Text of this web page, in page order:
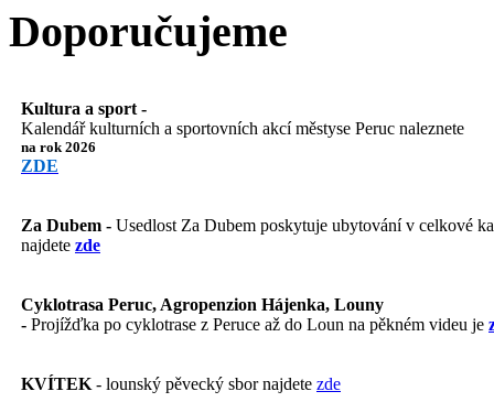
Doporučujeme
Kultura a sport -
Kalendář kulturních a sportovních akcí městyse Peruc naleznete
na rok 2026
ZDE
Za Dubem - Usedlost Za Dubem poskytuje ubytování v celkové
najdete zde
Cyklotrasa Peruc, Agropenzion Hájenka, Louny
- Projížďka po cyklotrase z Peruce až do Loun na pěkném videu je
KVÍTEK - lounský pěvecký sbor najdete zde